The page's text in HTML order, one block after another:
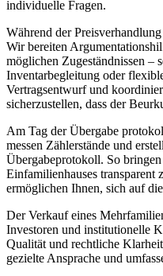
individuelle Fragen.
Während der
Wir bereiten
möglichen Zugeständnissen –
Inventarbegleitung oder
Vertragsentwurf und
sicherzustellen, dass der
Am Tag der Übergabe
messen Zählerstände und
Übergabeprotokoll. So
Einfamilienhauses transparent
ermöglichen Ihnen, sich auf
Der Verkauf eines
Investoren und institutionelle
Qualität und rechtliche
gezielte Ansprache und